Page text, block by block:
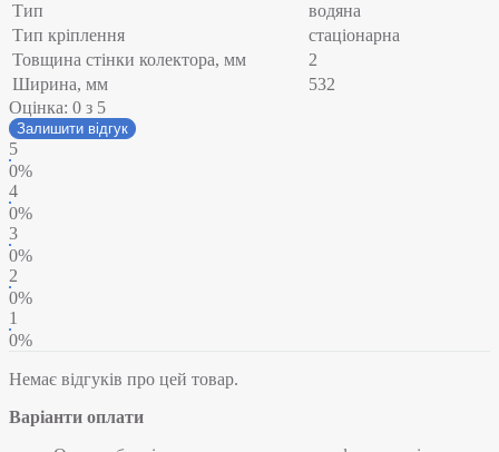
Тип
водяна
Тип кріплення
стаціонарна
Товщина стінки колектора, мм
2
Ширина, мм
532
Оцінка: 0 з 5
Залишити відгук
5
0%
4
0%
3
0%
2
0%
1
0%
Немає відгуків про цей товар.
Варіанти оплати